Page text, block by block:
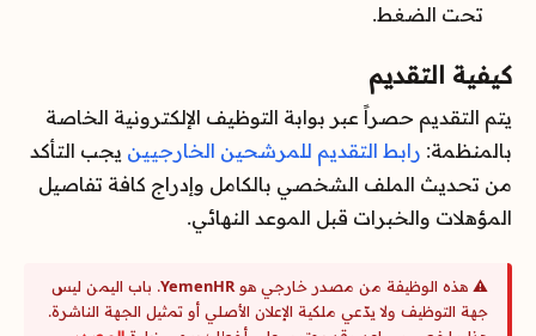
تحت الضغط.
كيفية التقديم
يتم التقديم حصراً عبر بوابة التوظيف الإلكترونية الخاصة
بالمنظمة: رابط التقديم للمرشحين الخارجيين يجب التأكد
من تحديث الملف الشخصي بالكامل وإدراج كافة تفاصيل
المؤهلات والخبرات قبل الموعد النهائي.
⚠️ هذه الوظيفة من مصدر خارجي هوYemenHR. باب اليمن ليس
جهة التوظيف ولا يدّعي ملكية الإعلان الأصلي أو تمثيل الجهة الناشرة.